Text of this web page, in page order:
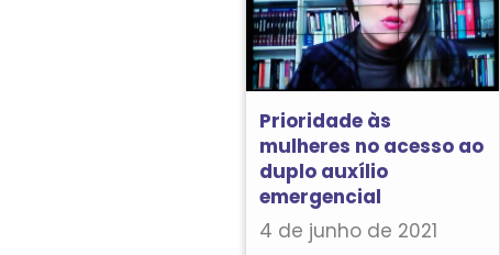
Prioridade às
mulheres no acesso ao
duplo auxílio
emergencial
4 de junho de 2021